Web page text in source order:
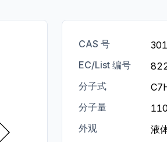
CAS 号
EC/List 编号
分子式
分子量
外观
液